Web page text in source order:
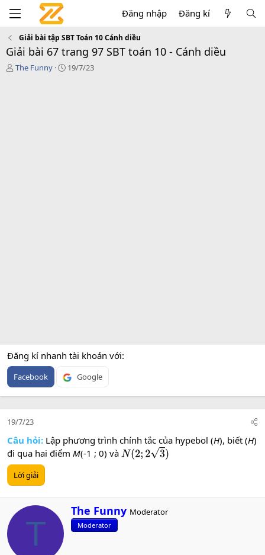
Đăng nhập Đăng kí
Giải bài tập SBT Toán 10 Cánh diều
Giải bài 67 trang 97 SBT toán 10 - Cánh diều
T
The Funny
C19/7/23
Đăng kí nhanh tài khoản với
Facebook Google
19/7/23
Câu hỏi: Lập phương trình chính tắc của hypebol (H), biết (H)
đi qua hai điểm M(-1 ; 0) và N(2;2 3)
Lời giải
T
W
r
i
The Funny Moderator
Moderator